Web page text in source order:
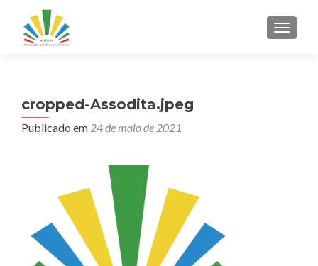
cropped-Assodita.jpeg
Publicado em 24 de maio de 2021